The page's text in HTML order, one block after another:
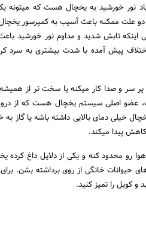
نور خورشید به یخچال هست که میتونه
دو علت ممکنه باعث آسیب به کمپرسور
اینکه تابش شدید و مداوم نور خورشید
پیش آمده با شدت بیشتری به سرد
سر و صدا کار میکنه یا سخت تر از
عضو اصلی سیستم یخچال هست که از
خیلی دمای بالایی داشته باشه یا گاز
پیدا میکند.
رو محدود کنه و یکی از دلایل داغ کرده
حیوانات خانگی از روی برداشته بشن.
و کویل را تمیز کنید.